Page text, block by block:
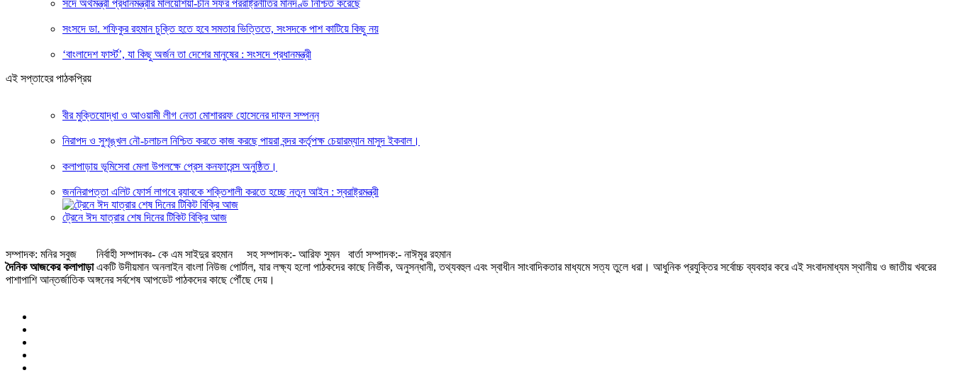
সদে অর্থমন্ত্রী প্রধানমন্ত্রীর মালয়েশিয়া-চীন সফর পররাষ্ট্রনীতির মানদণ্ড নিশ্চিত করেছে
সংসদে ডা. শফিকুর রহমান চুক্তি হতে হবে সমতার ভিত্তিতে, সংসদকে পাশ কাটিয়ে কিছু নয়
‘বাংলাদেশ ফার্স্ট’, যা কিছু অর্জন তা দেশের মানুষের : সংসদে প্রধানমন্ত্রী
এই সপ্তাহের পাঠকপ্রিয়
বীর মুক্তিযোদ্ধা ও আওয়ামী লীগ নেতা মোশাররফ হোসেনের দাফন সম্পন্ন
নিরাপদ ও সুশৃঙ্খল নৌ-চলাচল নিশ্চিত করতে কাজ করছে পায়রা বন্দর কর্তৃপক্ষ চেয়ারম্যান মাসুদ ইকবাল।
কলাপাড়ায় ভূমিসেবা মেলা উপলক্ষে প্রেস কনফারেন্স অনুষ্ঠিত।
জননিরাপত্তা এলিট ফোর্স লাগবে র‍্যাবকে শক্তিশালী করতে হচ্ছে নতুন আইন : স্বরাষ্ট্রমন্ত্রী
ট্রেনে ঈদ যাত্রার শেষ দিনের টিকিট বিক্রি আজ
সম্পাদক: মনির সবুজ নির্বাহী সম্পাদকঃ- কে এম সাইদুর রহমান সহ সম্পাদক:- আরিফ সুমন বার্তা সম্পাদক:- নাঈমুর রহমান
দৈনিক আজকের কলাপাড়াএকটি উদীয়মান অনলাইন বাংলা নিউজ পোর্টাল, যার লক্ষ্য হলো পাঠকদের কাছে নির্ভীক, অনুসন্ধানী, তথ্যবহুল এবং স্বাধীন সাংবাদিকতার মাধ্যমে সত্য তুলে ধরা। আধুনিক প্রযুক্তির সর্বোচ্চ ব্যবহার করে এই সংবাদমাধ্যম স্থানীয় ও জাতীয় খবরের
পাশাপাশি আন্তর্জাতিক অঙ্গনের সর্বশেষ আপডেট পাঠকদের কাছে পৌঁছে দেয়।